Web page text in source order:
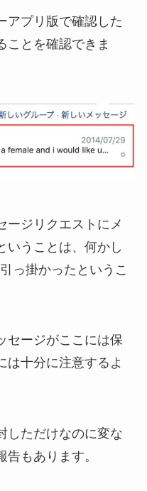
アプリ版で確認した
ことを確認できま
ージリクエストにメ
いうことは、何かし
っ掛かったというこ
セージがここには保
は十分に注意するよ
しただけなのに変な
もあります。